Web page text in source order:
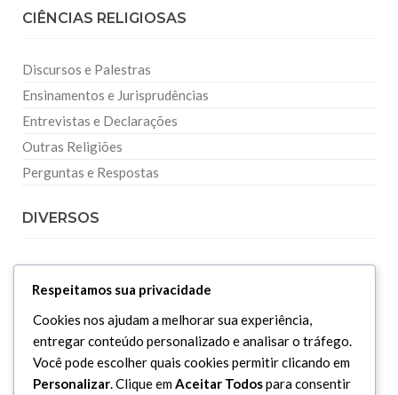
CIÊNCIAS RELIGIOSAS
Discursos e Palestras
Ensinamentos e Jurisprudências
Entrevistas e Declarações
Outras Religiões
Perguntas e Respostas
DIVERSOS
Curiosidades
Dicionário Islâmico
Downloads
Respeitamos sua privacidade
Cookies nos ajudam a melhorar sua experiência,
entregar conteúdo personalizado e analisar o tráfego.
Você pode escolher quais cookies permitir clicando em
Personalizar. Clique emAceitar Todospara consentir